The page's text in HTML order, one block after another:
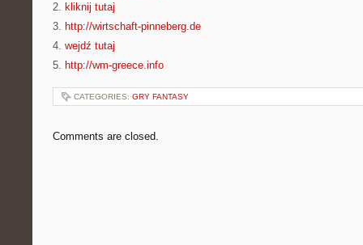
2. kliknij tutaj
3. http://wirtschaft-pinneberg.de
4. wejdź tutaj
5. http://wm-greece.info
CATEGORIES: GRY FANTASY
Comments are closed.